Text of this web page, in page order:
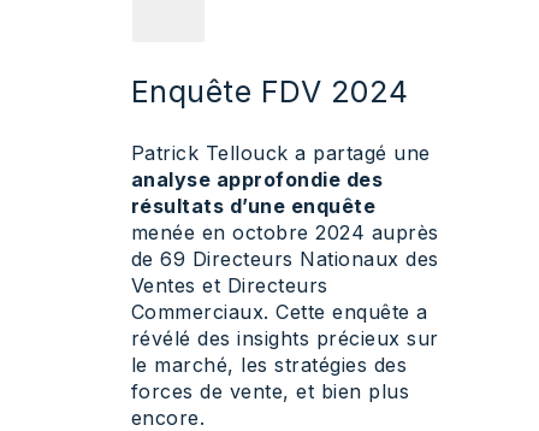
Enquête FDV 2024
Patrick Tellouck a partagé une
analyse approfondie des
résultats d’une enquête
menée en octobre 2024 auprès
de 69 Directeurs Nationaux des
Ventes et Directeurs
Commerciaux. Cette enquête a
révélé des insights précieux sur
le marché, les stratégies des
forces de vente, et bien plus
encore.